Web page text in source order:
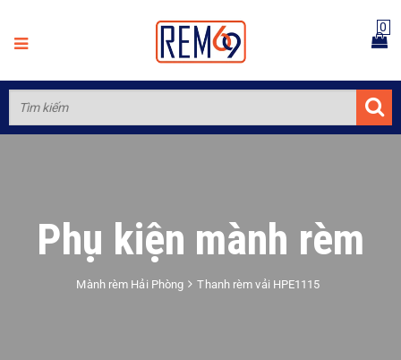
0
Phụ kiện mành rèm
Mành rèm Hải Phòng Thanh rèm vải HPE1115